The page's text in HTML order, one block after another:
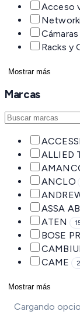
Acceso
Racks y
Mostrar más
Marcas
ALLIED
ANCLO
ASSA
ATEN
BOSE
CAME
Mostrar más
Cargando